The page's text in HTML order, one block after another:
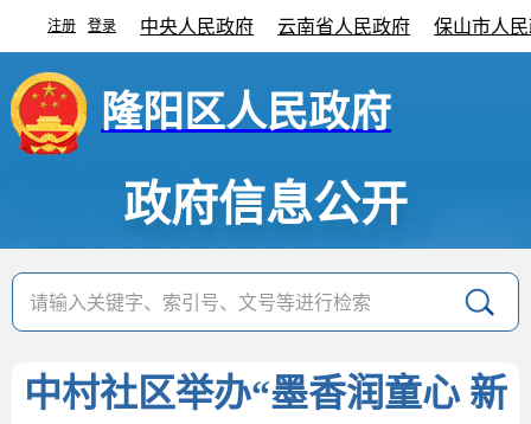
注册 登录 中央人民政府 云南省人民政府 保山市人
隆阳区人民政府
政府信息公开
中村社区举办“墨香润童心 新